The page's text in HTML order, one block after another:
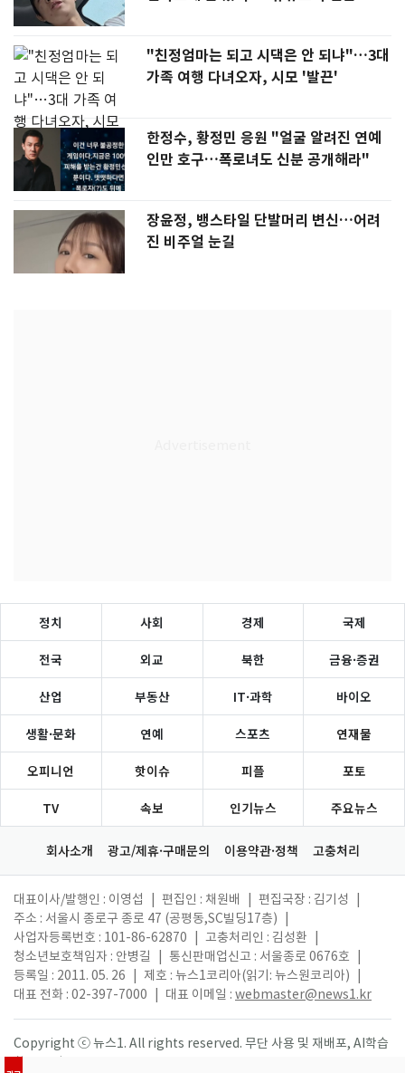
"친정엄마는 되고 시댁은 안 되냐"…3대
가족 여행 다녀오자, 시모 '발끈'
한정수, 황정민 응원 "얼굴 알려진 연예
인만 호구…폭로녀도 신분 공개해라"
장윤정, 뱅스타일 단발머리 변신…어려
진 비주얼 눈길
정치 사회 경제 국제
전국 외교 북한 금융·증권
산업 부동산 IT·과학 바이오
생활·문화 연예 스포츠 연재물
오피니언 핫이슈 피플 포토
TV 속보 인기뉴스 주요뉴스
회사소개 광고/제휴·구매문의 이용약관·정책 고충처리
대표이사/발행인 : 이영섭 편집인 : 채원배 편집국장 : 김기성
주소 : 서울시 종로구 종로 47 (공평동,SC빌딩17층)
사업자등록번호 : 101-86-62870
고충처리인 : 김성환
청소년보호책임자 : 안병길
통신판매업신고 : 서울종로 0676호
등록일 : 2011. 05. 26
제호 : 뉴스1코리아(읽기: 뉴스원코리아)
대표 전화 : 02-397-7000
대표 이메일 : webmaster@news1.kr
Copyright ⓒ 뉴스1. All rights reserved. 무단 사용 및 재배포, AI학습
활용 금지.